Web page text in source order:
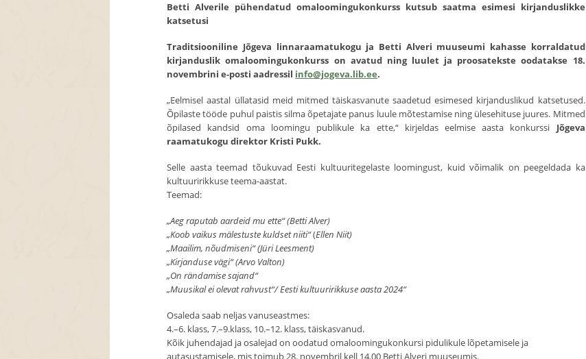
Betti Alverile pühendatud omaloomingukonkurss kutsub saatma esimesi kirjanduslikke
katsetusi
Traditsiooniline Jõgeva linnaraamatukogu ja Betti Alveri muuseumi kahasse korraldatud
kirjanduslik omaloomingukonkurss on avatud ning luulet ja proosatekste oodatakse 18.
novembrini e-posti aadressil info@jogeva.lib.ee.
„Eelmisel aastal üllatasid meid mitmed täiskasvanute saadetud esimesed kirjanduslikud katsetused.
Õpilaste tööde puhul paistis silma õpetajate panus luule mõtestamise ning ülesehituse juures. Mitmed
õpilased kandsid oma loomingu publikule ka ette,“ kirjeldas eelmise aasta konkurssi Jõgeva
raamatukogu direktor Kristi Pukk.
Selle aasta teemad tõukuvad Eesti kultuuritegelaste loomingust, kuid võimalik on peegeldada ka
kultuuririkkuse teema-aastat.
Teemad:
„Aeg raputab aardeid mu ette“ (Betti Alver)
„Koob vaikus mälestuste kuldset niiti“(Ellen Niit)
„Maailim, nõudmiseni“ (Jüri Leesment)
„Kirjanduse vägi“ (Arvo Valton)
„On rändamise sajand“
„Muusikal ei olevat rahvust“/ Eesti kultuuririkkuse aasta 2024“
Osaleda saab neljas vanuseastmes:
4.–6. klass, 7.–9.klass, 10.–12. klass, täiskasvanud.
Kõik juhendajad ja osalejad on oodatud omaloomingukonkursi pidulikule lõpetamisele ja